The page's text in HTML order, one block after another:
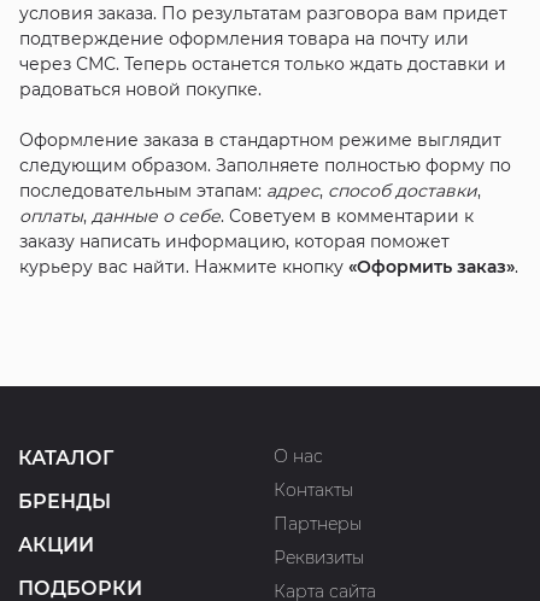
условия заказа. По результатам разговора вам придет
подтверждение оформления товара на почту или
через СМС. Теперь останется только ждать доставки и
радоваться новой покупке.
Оформление заказа в стандартном режиме выглядит
следующим образом. Заполняете полностью форму по
последовательным этапам: адрес, способ доставки,
оплаты, данные о себе. Советуем в комментарии к
заказу написать информацию, которая поможет
курьеру вас найти. Нажмите кнопку «Оформить заказ».
КАТАЛОГ
БРЕНДЫ
АКЦИИ
ПОДБОРКИ
О нас
Контакты
Партнеры
Реквизиты
Карта сайта